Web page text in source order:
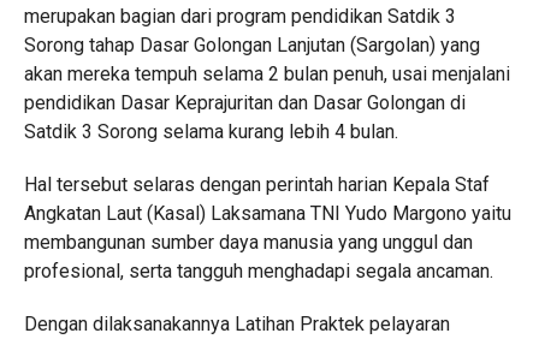
merupakan bagian dari program pendidikan Satdik 3
Sorong tahap Dasar Golongan Lanjutan (Sargolan) yang
akan mereka tempuh selama 2 bulan penuh, usai menjalani
pendidikan Dasar Keprajuritan dan Dasar Golongan di
Satdik 3 Sorong selama kurang lebih 4 bulan.
Hal tersebut selaras dengan perintah harian Kepala Staf
Angkatan Laut (Kasal) Laksamana TNI Yudo Margono yaitu
membangunan sumber daya manusia yang unggul dan
profesional, serta tangguh menghadapi segala ancaman.
Dengan dilaksanakannya Latihan Praktek pelayaran